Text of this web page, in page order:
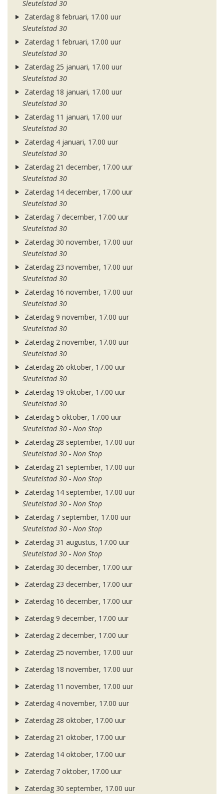
Sleutelstad 30
Zaterdag 8 februari, 17.00 uur
Sleutelstad 30
Zaterdag 1 februari, 17.00 uur
Sleutelstad 30
Zaterdag 25 januari, 17.00 uur
Sleutelstad 30
Zaterdag 18 januari, 17.00 uur
Sleutelstad 30
Zaterdag 11 januari, 17.00 uur
Sleutelstad 30
Zaterdag 4 januari, 17.00 uur
Sleutelstad 30
Zaterdag 21 december, 17.00 uur
Sleutelstad 30
Zaterdag 14 december, 17.00 uur
Sleutelstad 30
Zaterdag 7 december, 17.00 uur
Sleutelstad 30
Zaterdag 30 november, 17.00 uur
Sleutelstad 30
Zaterdag 23 november, 17.00 uur
Sleutelstad 30
Zaterdag 16 november, 17.00 uur
Sleutelstad 30
Zaterdag 9 november, 17.00 uur
Sleutelstad 30
Zaterdag 2 november, 17.00 uur
Sleutelstad 30
Zaterdag 26 oktober, 17.00 uur
Sleutelstad 30
Zaterdag 19 oktober, 17.00 uur
Sleutelstad 30
Zaterdag 5 oktober, 17.00 uur
Sleutelstad 30 - Non Stop
Zaterdag 28 september, 17.00 uur
Sleutelstad 30 - Non Stop
Zaterdag 21 september, 17.00 uur
Sleutelstad 30 - Non Stop
Zaterdag 14 september, 17.00 uur
Sleutelstad 30 - Non Stop
Zaterdag 7 september, 17.00 uur
Sleutelstad 30 - Non Stop
Zaterdag 31 augustus, 17.00 uur
Sleutelstad 30 - Non Stop
Zaterdag 30 december, 17.00 uur
Zaterdag 23 december, 17.00 uur
Zaterdag 16 december, 17.00 uur
Zaterdag 9 december, 17.00 uur
Zaterdag 2 december, 17.00 uur
Zaterdag 25 november, 17.00 uur
Zaterdag 18 november, 17.00 uur
Zaterdag 11 november, 17.00 uur
Zaterdag 4 november, 17.00 uur
Zaterdag 28 oktober, 17.00 uur
Zaterdag 21 oktober, 17.00 uur
Zaterdag 14 oktober, 17.00 uur
Zaterdag 7 oktober, 17.00 uur
Zaterdag 30 september, 17.00 uur